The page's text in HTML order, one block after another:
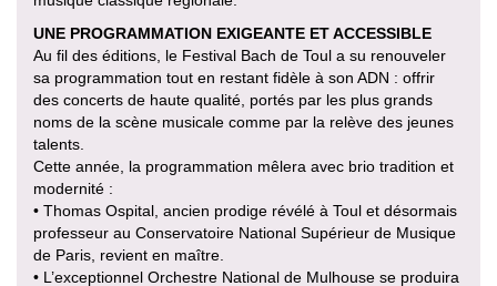
UNE PROGRAMMATION EXIGEANTE ET ACCESSIBLE
Au fil des éditions, le Festival Bach de Toul a su renouveler
sa programmation tout en restant fidèle à son ADN : offrir
des concerts de haute qualité, portés par les plus grands
noms de la scène musicale comme par la relève des jeunes
talents.
Cette année, la programmation mêlera avec brio tradition et
modernité :
• Thomas Ospital, ancien prodige révélé à Toul et désormais
professeur au Conservatoire National Supérieur de Musique
de Paris, revient en maître.
• L’exceptionnel Orchestre National de Mulhouse se produira